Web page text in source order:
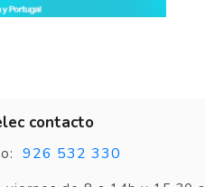
contacto
926 532 330